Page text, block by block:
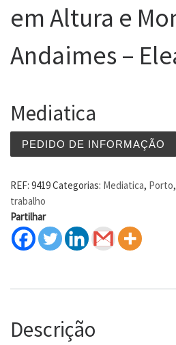
em Altura e
Andaimes –
Mediatica
PEDIDO DE INFORMAÇÃO
REF: 9419Categorias: Mediatica, Porto,
trabalho
Partilhar
Descrição